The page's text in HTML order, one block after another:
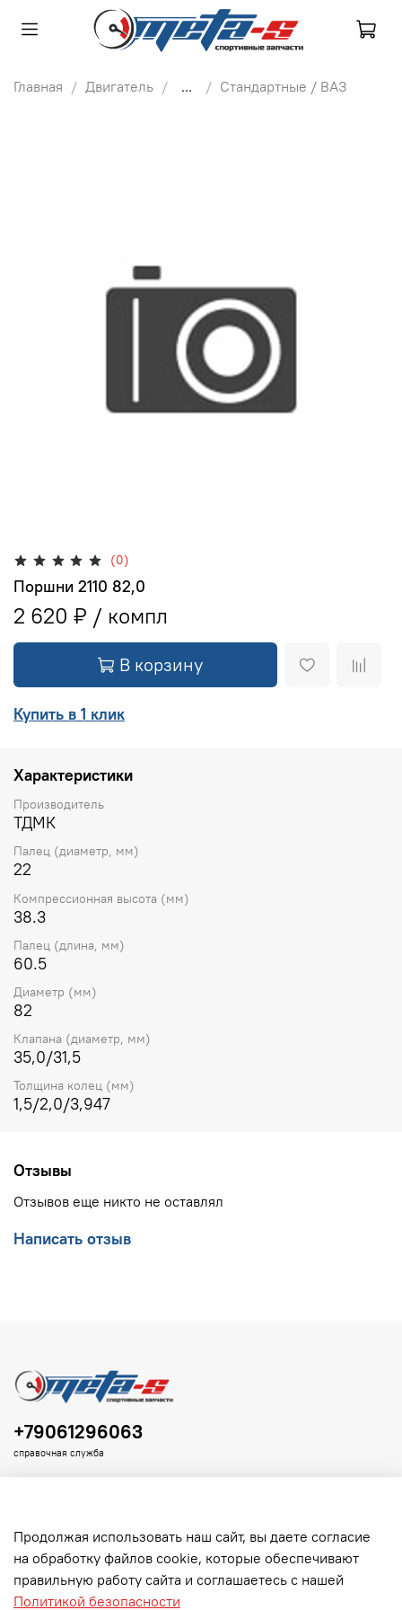
Главная Двигатель ... Стандартные / ВАЗ
(0)
Поршни 2110 82,0
2 620 ₽
В корзину
Купить в 1 клик
Характеристики
Производитель
ТДМК
Палец (диаметр, мм)
22
Компрессионная высота (мм)
38.3
Палец (длина, мм)
60.5
Диаметр (мм)
82
Клапана (диаметр, мм)
35,0/31,5
Толщина колец (мм)
1,5/2,0/3,947
Отзывы
Отзывов еще никто не оставлял
Написать отзыв
Клиенту
+79061296063
справочная служба
Продолжая использовать наш сайт, вы даете согласие
на обработку файлов cookie, которые обеспечивают
правильную работу сайта и соглашаетесь с нашей
Политикой безопасности